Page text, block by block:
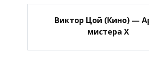
Виктор Цой (Кино) —
мистера Х